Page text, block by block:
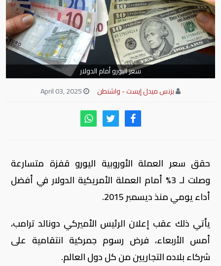
سعر اليورو أمام الدولار
بزنس ميدل إيست - واشنطن
حقق سعر العملة الأوروبية اليورو قفزة متسارعة
وصلت لـ 3% أمام العملة الأمريكية الدولار في أفضل
أداء يومي منذ ديسمبر 2015.
يأتي ذلك عقب إعلان الرئيس الأميركي دونالد ترامب،
أمس الأربعاء، فرض رسوم جمركية انتقامية على
شركاء بلاده التجاريين من كل دول العالم.